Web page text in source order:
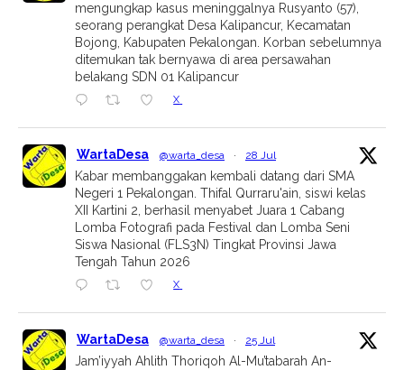
mengungkap kasus meninggalnya Rusyanto (57),
seorang perangkat Desa Kalipancur, Kecamatan
Bojong, Kabupaten Pekalongan. Korban sebelumnya
ditemukan tak bernyawa di area persawahan
belakang SDN 01 Kalipancur
X
WartaDesa @warta_desa · 28 Jul
Kabar membanggakan kembali datang dari SMA
Negeri 1 Pekalongan. Thifal Qurraru'ain, siswi kelas
XII Kartini 2, berhasil menyabet Juara 1 Cabang
Lomba Fotografi pada Festival dan Lomba Seni
Siswa Nasional (FLS3N) Tingkat Provinsi Jawa
Tengah Tahun 2026
X
WartaDesa @warta_desa · 25 Jul
Jam’iyyah Ahlith Thoriqoh Al-Mu’tabarah An-